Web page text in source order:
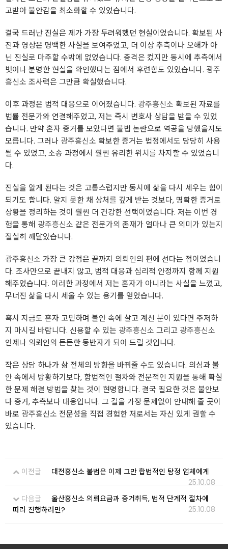
고받아 불안감을 최소화할 수 있었습니다.
결국 드러난 진실은 제가 가장 두려워했던 현실이었습니다. 확보된 사
진과 영상은 명백한 사실을 보여주었고, 더 이상 추측이나 오해가 아
닌 진실로 마주할 수밖에 없었습니다. 충격은 컸지만 동시에 추측에서
벗어나 분명한 현실을 확인했다는 점에서 후련함도 있었습니다. 광주
흥신소 조사력은 그만큼 확실했습니다.
이후 과정은 법적 대응으로 이어졌습니다. 광주흥신소 확보된 자료를
법률 전문가와 연결해주었고, 저는 즉시 변호사 상담을 받을 수 있었
습니다. 만약 혼자 증거를 모았다면 불법 논란으로 역공을 당했을지도
모릅니다. 그러나 광주흥신소 확보한 증거는 법정에서도 당당히 사용
될 수 있었고, 소송 과정에서 훨씬 유리한 위치를 차지할 수 있었습니
다.
진실을 알게 된다는 것은 고통스럽지만 동시에 삶을 다시 세우는 힘이
되기도 합니다. 알지 못한 채 상처를 깊게 받는 것보다, 명확한 증거로
상황을 정리하는 것이 훨씬 더 건강한 선택이었습니다. 저는 이번 경
험을 통해 광주흥신소 같은 전문가의 존재가 얼마나 큰 의미가 있는지
절실히 깨달았습니다.
광주흥신소 가장 큰 강점은 끝까지 의뢰인의 편에 선다는 점이었습니
다. 조사만으로 끝내지 않고, 법적 대응과 심리적 안정까지 함께 지원
해주었습니다. 이러한 과정에서 저는 혼자가 아니라는 사실을 느꼈고,
무너진 삶을 다시 세울 수 있는 용기를 얻었습니다.
혹시 지금도 혼자 고민하며 불안 속에 살고 계신 분이 있다면 주저하
지 마시길 바랍니다. 신용할 수 있는 광주흥신소 그리고 광주흥신소
언제나 의뢰인의 든든한 동반자가 되어 드릴 것입니다.
작은 상담 하나가 삶 전체의 방향을 바꿔줄 수도 있습니다. 의심과 불
안 속에서 방황하기보다, 합법적인 절차와 전문적인 지원을 통해 확실
한 문제 해결 방법을 찾는 것이 현명합니다. 결국 필요한 것은 불안보
다 증거, 추측보다 대응입니다. 그 길을 가장 문제없이 안내해 줄 곳이
바로 광주흥신소 전문성을 직접 경험한 저로서는 자신 있게 권할 수
있습니다.
이전글
대전흥신소 불법은 이제 그만 합법적인 탐정 업체에게
25.10.08
다음글
울산흥신소 의뢰요금과 증거취득, 법적 단계적 절차에
따라 진행하려면?
25.10.08